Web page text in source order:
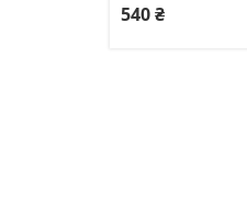
540 ₴